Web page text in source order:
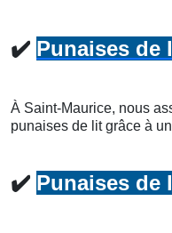
✔️ Punaises de
À Saint-Maurice, nous
punaises de lit grâce à
✔️ Punaises de